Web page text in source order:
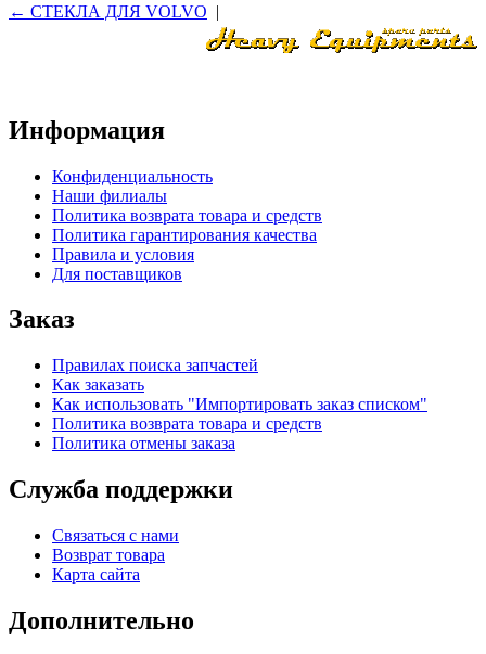
← СТЕКЛА ДЛЯ VOLVO |
Информация
Конфиденциальность
Наши филиалы
Политика возврата товара и средств
Политика гарантирования качества
Правила и условия
Для поставщиков
Заказ
Правилах поиска запчастей
Как заказать
Как использовать "Импортировать заказ списком"
Политика возврата товара и средств
Политика отмены заказа
Служба поддержки
Связаться с нами
Возврат товара
Карта сайта
Дополнительно